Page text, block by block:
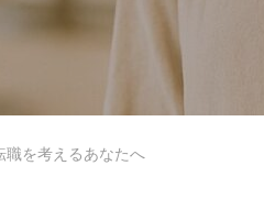
職を考えるあなたへ